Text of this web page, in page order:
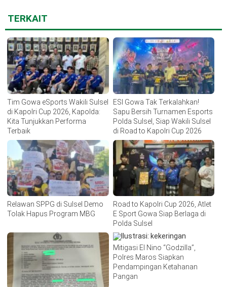
TERKAIT
Tim Gowa eSports Wakili Sulsel
di Kapolri Cup 2026, Kapolda:
Kita Tunjukkan Performa
Terbaik
ESI Gowa Tak Terkalahkan!
Sapu Bersih Turnamen Esports
Polda Sulsel, Siap Wakili Sulsel
di Road to Kapolri Cup 2026
Relawan SPPG di Sulsel Demo
Tolak Hapus Program MBG
Road to Kapolri Cup 2026, Atlet
E Sport Gowa Siap Berlaga di
Polda Sulsel
Mitigasi El Nino “Godzilla”,
Polres Maros Siapkan
Pendampingan Ketahanan
Pangan